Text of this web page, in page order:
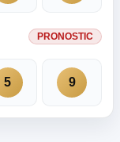
PRONOSTIC
5 9